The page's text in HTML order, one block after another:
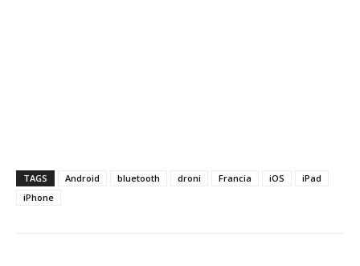
TAGS Android bluetooth droni Francia iOS
iPad
iPhone